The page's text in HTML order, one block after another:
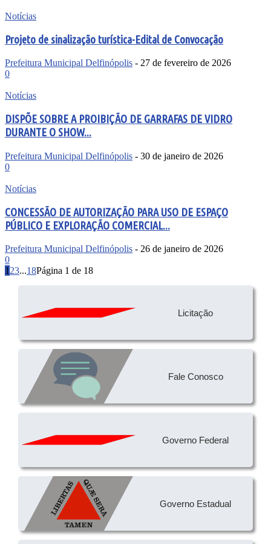
Notícias
Projeto de sinalização turística-Edital de Convocação
Prefeitura Municipal Delfinópolis - 27 de fevereiro de 2026
0
Notícias
DISPÕE SOBRE A PROIBIÇÃO DE GARRAFAS DE VIDRO
DURANTE O SHOW...
Prefeitura Municipal Delfinópolis - 30 de janeiro de 2026
0
Notícias
CONCESSÃO DE AUTORIZAÇÃO PARA USO DE ESPAÇO
PÚBLICO E EXPLORAÇÃO COMERCIAL...
Prefeitura Municipal Delfinópolis - 26 de janeiro de 2026
0
1 23...18Página 1 de 18
Licitação
Fale Conosco
Governo Federal
Governo Estadual